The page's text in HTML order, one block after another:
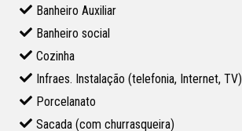
Banheiro Auxiliar
Banheiro social
Cozinha
Infraes. Instalação (telefonia, Internet, TV)
Porcelanato
Sacada (com churrasqueira)